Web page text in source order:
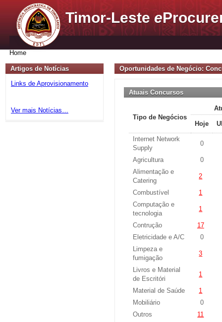
Timor-Lestee
Home
Artigos de Notícias
Links de Aprovisionamento
Ver mais Notícias…
Oportunidades de Negócio:
Atuais Concursos
Tipo de Negócios
Hoje
Internet Network
Supply
0
Agricultura
0
Alimentação e
Catering
2
Combustível
1
Computação e
tecnologia
1
Contrução
17
Eletricidade e A/C
0
Limpeza e
fumigação
3
Livros e Material
de Escritóri
1
Material de Saúde
1
Mobiliário
0
Outros
11